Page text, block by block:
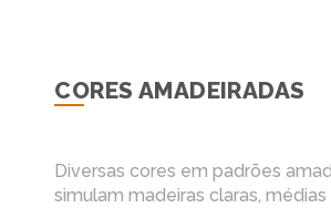
CORES AMADEIRADAS
Diversas cores em padrões
simulam madeiras claras, médias